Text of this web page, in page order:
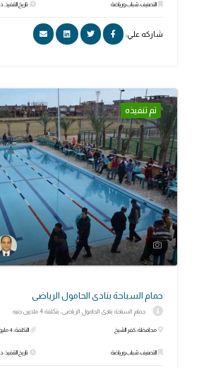
التصنيف: شباب ورياضة تاريخ التنفيذ: ديسمبر ٢٠١٦
شاركه علي:
تم تنفيذه
حمام السباحة بنادى الحامول الرياضى
حمام السباحة بنادى الحامول الرياضى، بتكلفة 4 ملايين جنيه
محافظة: كفر الشيخ
التصنيف: شباب ورياضة
التكلفة: 4 مليون جنيه
تاريخ التنفيذ: ديسمبر ٢٠١٦